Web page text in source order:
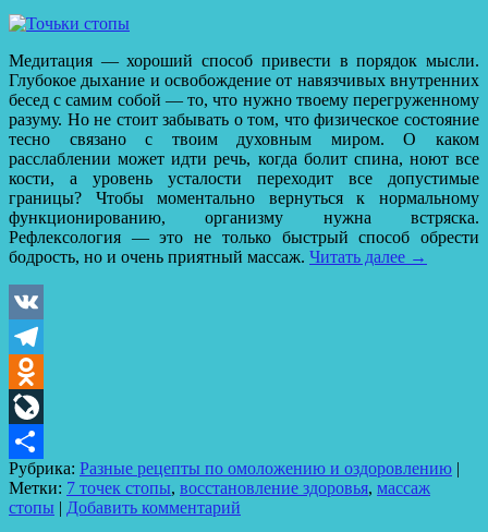
Медитация — хороший способ привести в порядок мысли.
Глубокое дыхание и освобождение от навязчивых внутренних
бесед с самим собой — то, что нужно твоему перегруженному
разуму. Но не стоит забывать о том, что физическое состояние
тесно связано с твоим духовным миром. О каком
расслаблении может идти речь, когда болит спина, ноют все
кости, а уровень усталости переходит все допустимые
границы? Чтобы моментально вернуться к нормальному
функционированию, организму нужна встряска.
Рефлексология — это не только быстрый способ обрести
бодрость, но и очень приятный массаж. Читать далее →
VK
Telegram
Odnoklassniki
LiveJournal
Отправить
Рубрика: Разные рецепты по омоложению и оздоровлению |
Метки: 7 точек стопы, восстановление здоровья, массаж
стопы | Добавить комментарий